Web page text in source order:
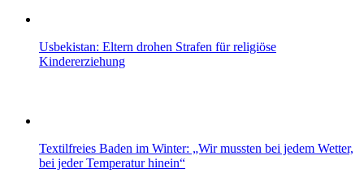
Usbekistan: Eltern drohen Strafen für religiöse
Kindererziehung
Textilfreies Baden im Winter: „Wir mussten bei jedem Wetter,
bei jeder Temperatur hinein“